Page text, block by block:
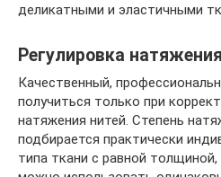
деликатными и эластичными
Регулировка
Качественный,
получиться только при
натяжения нитей. Степень
подбирается практически
типа ткани с равной